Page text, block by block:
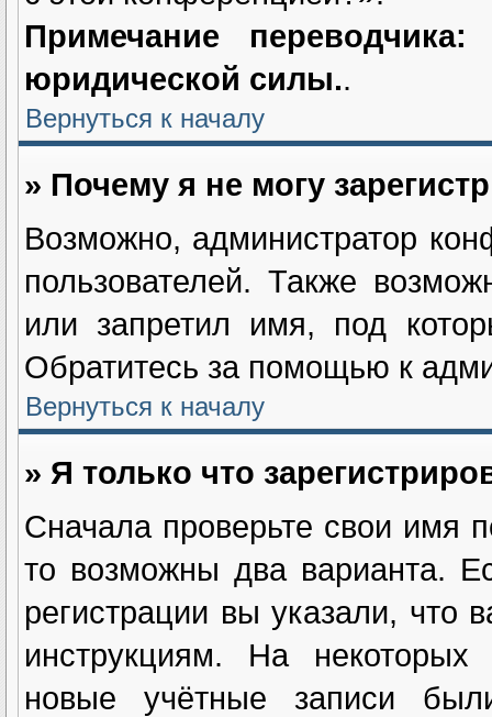
Примечание
юридической силы..
Вернуться к началу
» Почему я не могу
Возможно, администратор
пользователей. Также
или запретил имя, под
Обратитесь за помощью к
Вернуться к началу
» Я только что
Сначала проверьте свои имя
то возможны два варианта.
регистрации вы указали, что
инструкциям. На
новые учётные записи